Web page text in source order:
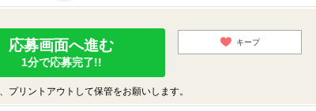
応募画面へ進む
1分で応募完了!!
キープ
リントアウトして保管をお願いします。